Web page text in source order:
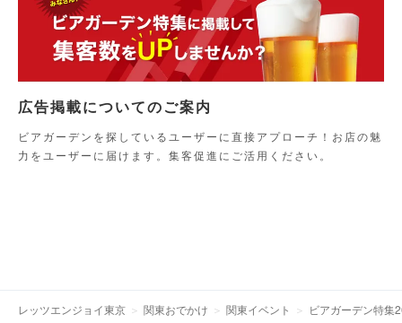
広告掲載についてのご案内
ビアガーデンを探しているユーザーに直接アプローチ！お店の魅
力をユーザーに届けます。集客促進にご活用ください。
レッツエンジョイ東京 関東おでかけ 関東イベント ビアガーデン特集